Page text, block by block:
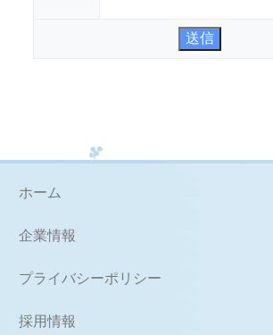
送信
ホーム
企業情報
プライバシーポリシー
採用情報